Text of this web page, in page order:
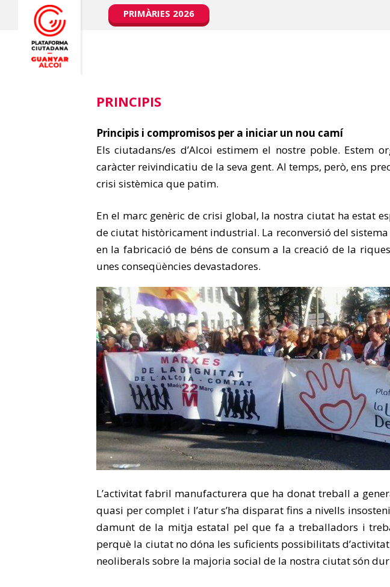
PRIMÀRIES 2026
PRINCIPIS
Principis i compromisos per a iniciar un nou camí
Els ciutadans/es d’Alcoi estimem el nostre poble.
caràcter reivindicatiu de la seva gent. Al temps, però, ens
crisi sistèmica que patim.
En el marc genèric de crisi global, la nostra ciutat ha estat
de ciutat històricament industrial. La reconversió del
en la fabricació de béns de consum a la creació de la
unes conseqüències devastadores.
L’activitat fabril manufacturera que ha donat treball a
quasi per complet i l’atur s’ha disparat fins a nivells
damunt de la mitja estatal pel que fa a treballadors i
perquè la ciutat no dóna les suficients possibilitats
neoliberals sobre la majoria social de la nostra ciutat són